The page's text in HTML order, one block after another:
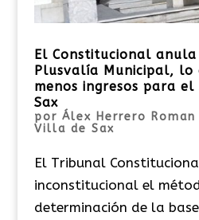
El Constitucional
Plusvalía Municipal, lo
menos ingresos para
Sax
por Álex Herrero Roman
Villa de Sax
El Tribunal
inconstitucional el
determinación de la